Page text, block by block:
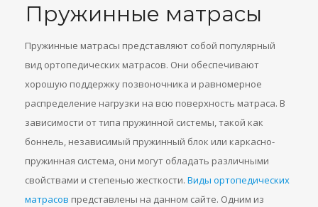
Пружинные матрасы
Пружинные матрасы представляют собой популярный
вид ортопедических матрасов. Они обеспечивают
хорошую поддержку позвоночника и равномерное
распределение нагрузки на всю поверхность матраса. В
зависимости от типа пружинной системы, такой как
боннель, независимый пружинный блок или каркасно-
пружинная система, они могут обладать различными
свойствами и степенью жесткости. Виды ортопедических
матрасов представлены на данном сайте. Одним из